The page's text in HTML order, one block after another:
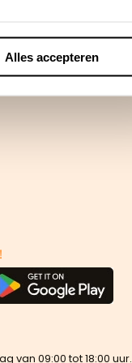
Alles accepteren
van 09:00 tot 18:00 uur.